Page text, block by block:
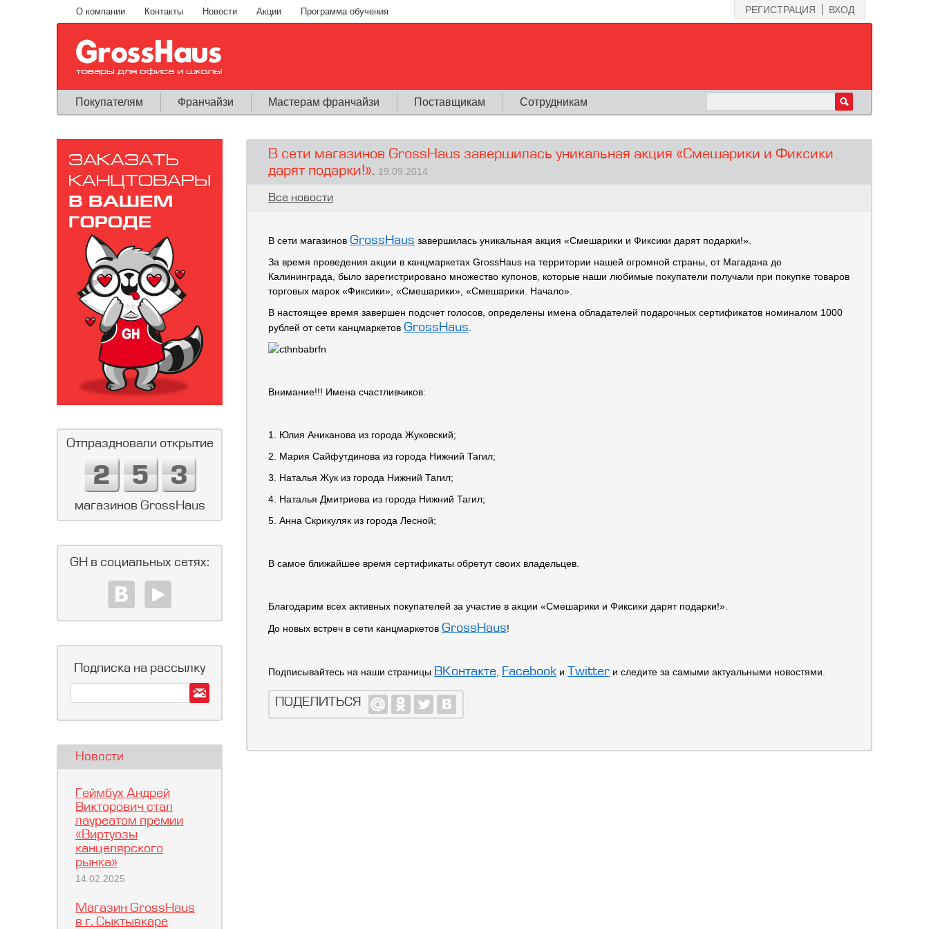
Перейти к основному содержанию РЕГИСТРАЦИЯ ВХОД
О компании Контакты Новости Акции Программа обучения
Покупателям Франчайзи Мастерам франчайзи Поставщикам Сотрудникам
В сети магазинов GrossHaus завершилась уникальная акция «Смешарики и Фиксики
дарят подарки!». 19.09.2014
Вы здесь
Все новости
В сети магазинов GrossHaus завершилась уникальная акция «Смешарики и Фиксики дарят подарки!».
За время проведения акции в канцмаркетах GrossHaus на территории нашей огромной страны, от Магадана до
Калининграда, было зарегистрировано множество купонов, которые наши любимые покупатели получали при покупке товаров
торговых марок «Фиксики», «Смешарики», «Смешарики. Начало».
В настоящее время завершен подсчет голосов, определены имена обладателей подарочных сертификатов номиналом 1000
рублей от сети канцмаркетов GrossHaus
Внимание!!! Имена счастливчиков:
1. Юлия Аниканова из города Жуковский;
2. Мария Сайфутдинова из города Нижний Тагил;
3. Наталья Жук из города Нижний Тагил;
4. Наталья Дмитриева из города Нижний Тагил;
5. Анна Скрикуляк из города Лесной;
В самое ближайшее время сертификаты обретут своих владельцев.
Благодарим всех активных покупателей за участие в акции «Смешарики и Фиксики дарят подарки!».
До новых встреч в сети канцмаркетов GrossHaus!
Подписывайтесь на наши страницы ВКонтакте Facebook и Twitter и следите за самыми актуальными новостями.
ПОДЕЛИТЬСЯ
Отпраздновали открытие
магазинов GrossHaus
GH в социальных сетях:
Подписка на рассылку
Новости
Геймбух Андрей
Викторович стал
лауреатом премии
«Виртуозы
канцелярского
рынка»
14.02.2025
Магазин GrossHaus
в г. Сыктывкаре